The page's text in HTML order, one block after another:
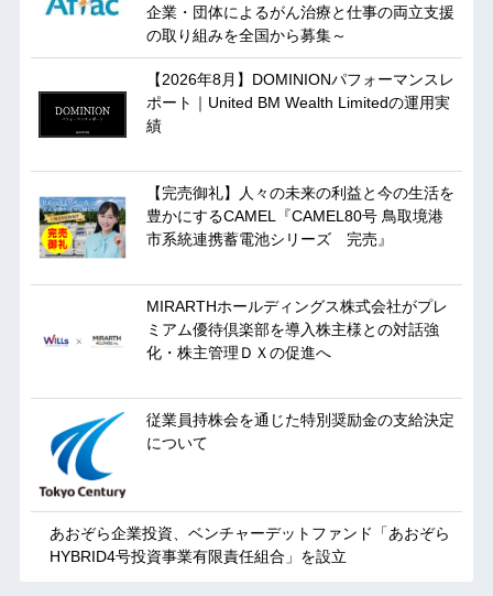
企業・団体によるがん治療と仕事の両立支援
の取り組みを全国から募集～
【2026年8月】DOMINIONパフォーマンスレ
ポート｜United BM Wealth Limitedの運用実
績
【完売御礼】人々の未来の利益と今の生活を
豊かにするCAMEL『CAMEL80号 鳥取境港
市系統連携蓄電池シリーズ 完売』
MIRARTHホールディングス株式会社がプレ
ミアム優待倶楽部を導入株主様との対話強
化・株主管理ＤＸの促進へ
従業員持株会を通じた特別奨励金の支給決定
について
あおぞら企業投資、ベンチャーデットファンド「あおぞら
HYBRID4号投資事業有限責任組合」を設立